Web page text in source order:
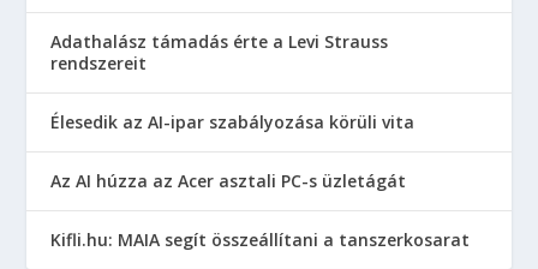
Adathalász támadás érte a Levi Strauss
rendszereit
Élesedik az AI-ipar szabályozása körüli vita
Az AI húzza az Acer asztali PC-s üzletágát
Kifli.hu: MAIA segít összeállítani a tanszerkosarat